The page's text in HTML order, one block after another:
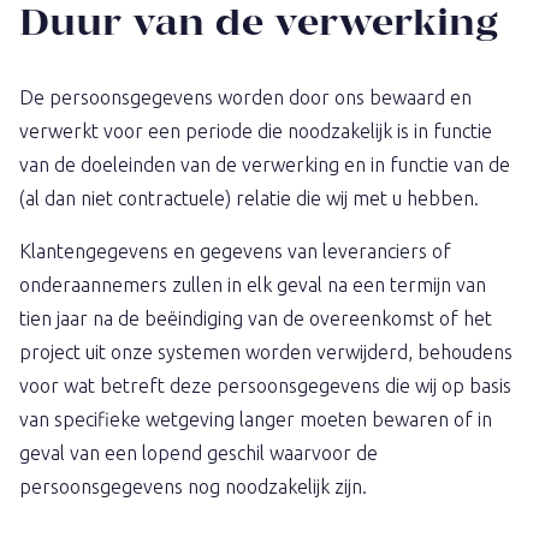
Duur van de verwerking
De persoonsgegevens worden door ons bewaard en
verwerkt voor een periode die noodzakelijk is in functie
van de doeleinden van de verwerking en in functie van de
(al dan niet contractuele) relatie die wij met u hebben.
Klantengegevens en gegevens van leveranciers of
onderaannemers zullen in elk geval na een termijn van
tien jaar na de beëindiging van de overeenkomst of het
project uit onze systemen worden verwijderd, behoudens
voor wat betreft deze persoonsgegevens die wij op basis
van specifieke wetgeving langer moeten bewaren of in
geval van een lopend geschil waarvoor de
persoonsgegevens nog noodzakelijk zijn.